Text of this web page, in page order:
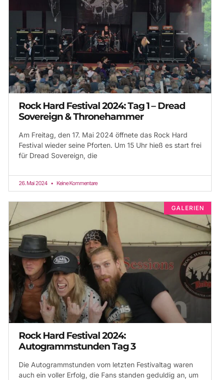
Rock Hard Festival 2024: Tag 1 – Dread
Sovereign & Thronehammer
Am Freitag, den 17. Mai 2024 öffnete das Rock Hard
Festival wieder seine Pforten. Um 15 Uhr hieß es start frei
für Dread Sovereign, die
26. Mai 2024 Keine Kommentare
GALERIEN
Rock Hard Festival 2024:
Autogrammstunden Tag 3
Die Autogrammstunden vom letzten Festivaltag waren
auch ein voller Erfolg, die Fans standen geduldig an, um